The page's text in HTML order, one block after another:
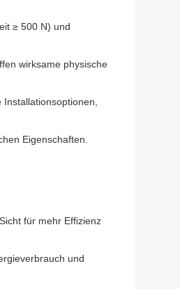
≥ 500 N) und
wirksame physische
Eigenschaften.
für mehr Effizienz
und